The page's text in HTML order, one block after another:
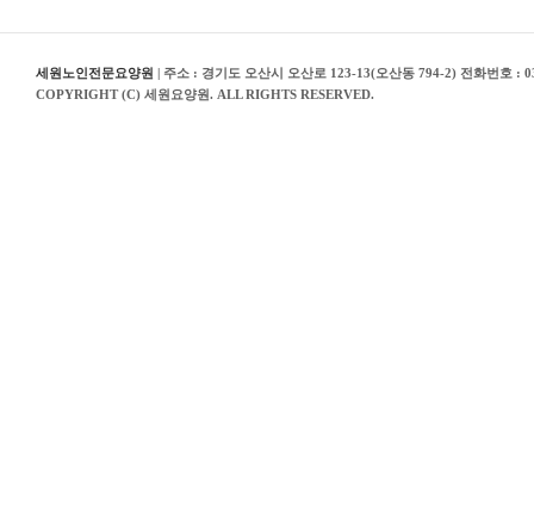
세원노인전문요양원 | 주소 : 경기도 오산시 오산로 123-13(오산동 794-2) 전화번호 :
COPYRIGHT (C) 세원요양원. ALL RIGHTS RESERVED.